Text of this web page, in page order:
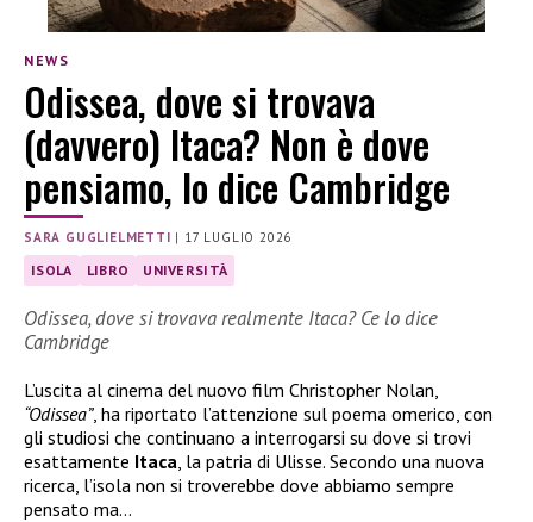
NEWS
Odissea, dove si trovava
(davvero) Itaca? Non è dove
pensiamo, lo dice Cambridge
SARA GUGLIELMETTI | 17 LUGLIO 2026
ISOLA LIBRO UNIVERSITÀ
Odissea, dove si trovava realmente Itaca? Ce lo dice
Cambridge
L’uscita al cinema del nuovo film Christopher Nolan,
“Odissea”, ha riportato l’attenzione sul poema omerico, con
gli studiosi che continuano a interrogarsi su dove si trovi
esattamente Itaca , la patria di Ulisse. Secondo una nuova
ricerca, l’isola non si troverebbe dove abbiamo sempre
pensato ma…